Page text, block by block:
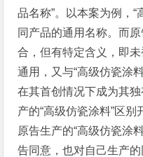
品名称”。以本案为例，
同产品的通用名称。而
合，但有特定含义，即
通用，又与“高级仿瓷涂
在其首创情况下成为其
产的“高级仿瓷涂料”区别
原告生产的“高级仿瓷涂
告同意，也对自己生产的